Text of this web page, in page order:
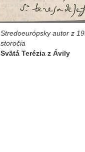
Stredoeurópsky autor z 19.
storočia
Svätá Terézia z Ávily